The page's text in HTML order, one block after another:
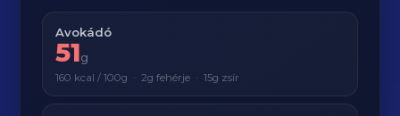
Avokádó
51g
160 kcal / 100g · 2g fehérje · 15g zsír